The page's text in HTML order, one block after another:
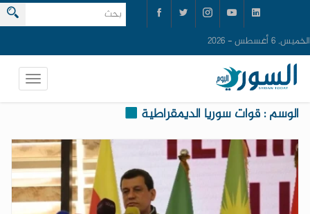
الخميس, 6 أغسطس - 2026
الوسم : قوات سوريا الديمقراطية